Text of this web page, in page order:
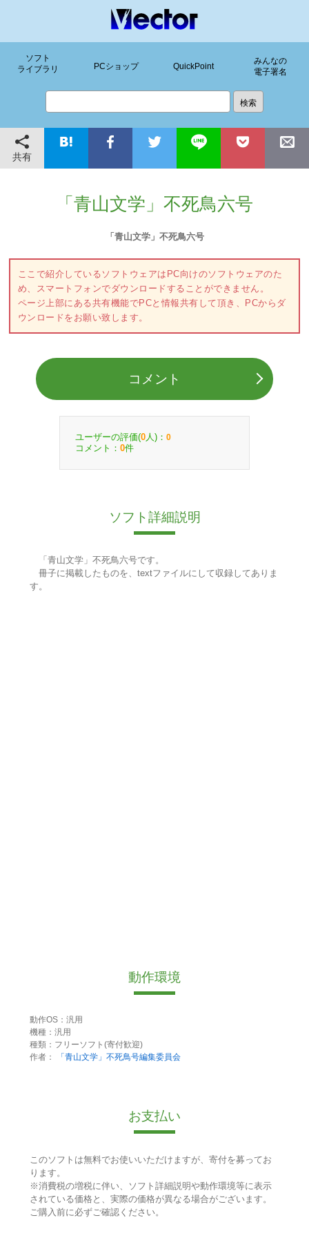
ソフト
ライブラリ
PCショップ QuickPoint
みんなの
電子署名
共有
「青山文学」不死鳥六号
「青山文学」不死鳥六号
ここで紹介しているソフトウェアはPC向けのソフトウェアのた
め、スマートフォンでダウンロードすることができません。
ページ上部にある共有機能でPCと情報共有して頂き、PCからダ
ウンロードをお願い致します。
コメント
ユーザーの評価(0 人)： 0
コメント： 0件
ソフト詳細説明
「青山文学」不死鳥六号です。
冊子に掲載したものを、textファイルにして収録してありま
す。
動作環境
動作OS：汎用
機種：汎用
種類：フリーソフト(寄付歓迎)
作者：
「青山文学」不死鳥号編集委員会
お支払い
このソフトは無料でお使いいただけますが、寄付を募ってお
ります。
※消費税の増税に伴い、ソフト詳細説明や動作環境等に表示
されている価格と、実際の価格が異なる場合がございます。
ご購入前に必ずご確認ください。